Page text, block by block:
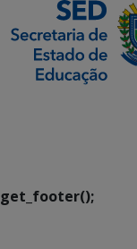
get_footer();